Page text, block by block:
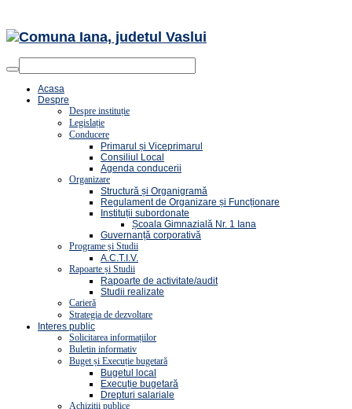
Acasa
Despre
Despre instituție
Legislație
Conducere
Primarul și Viceprimarul
Consiliul Local
Agenda conducerii
Organizare
Structură și Organigramă
Regulament de Organizare și Funcționare
Instituții subordonate
Școala Gimnazială Nr. 1 Iana
Guvernanță corporativă
Programe și Studii
A.C.T.I.V.
Rapoarte și Studii
Rapoarte de activitate/audit
Studii realizate
Carieră
Strategia de dezvoltare
Interes public
Solicitarea informațiilor
Buletin informativ
Buget și Execuție bugetară
Bugetul local
Execuție bugetară
Drepturi salariale
Achiziții publice